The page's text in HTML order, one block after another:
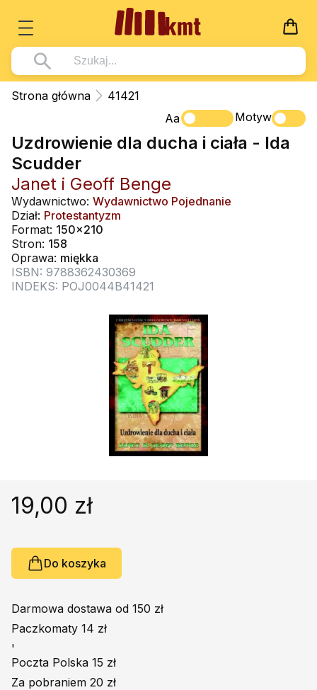
Książki
Wszystko z kategorii - Książki
Pismo Święte
Kościół Katolicki
Duszpasterstwo
Teologia
Życie chrześcijańskie
Duchowość
Literatura piękna
Książki obcojęzyczne
Poradniki, leksykony...
Promocja
Wszystko z kategorii - Multimedia
DVD
CD-ROM
Muzyka
Rekolekcje i inne na CD
Śpiew i modlitwa
Dla Dzieci
Wszystko z kategorii - Dla Dzieci
Literatura (D)
Płyty, DVD (D)
Podręczniki i pomoce dydaktyczne
Podręczniki
Wszystko z kategorii - Podręczniki
Podręczniki i pomoce dydaktyczne
Zabawa i Nauka
Nowości
Zaloguj się
Strona główna
41421
Aa
Motyw
Uzdrowienie dla ducha i ciała - Ida
Scudder
Janet i Geoff Benge
Wydawnictwo: Wydawnictwo Pojednanie
Dział: Protestantyzm
Format: 150x210
Stron: 158
Oprawa: miękka
ISBN: 9788362430369
INDEKS: POJ0044B41421
19,00 zł
Do koszyka
Darmowa dostawa od 150 zł
Paczkomaty 14 zł
'
Poczta Polska 15 zł
Za pobraniem 20 zł